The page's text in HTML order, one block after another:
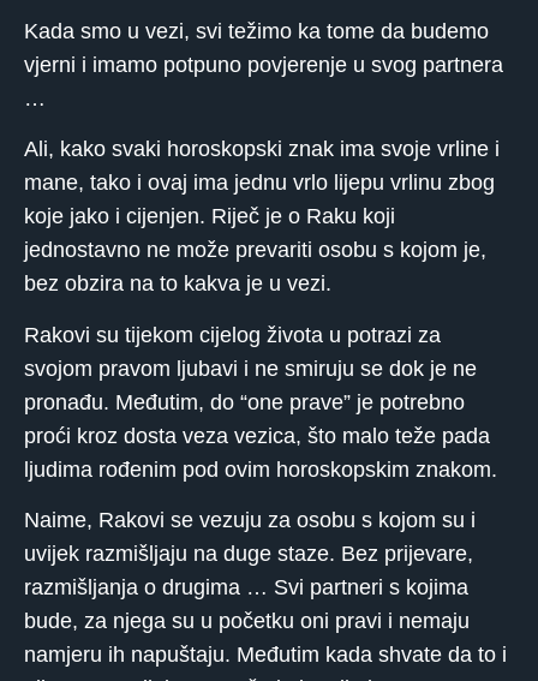
Kada smo u vezi, svi težimo ka tome da budemo
vjerni i imamo potpuno povjerenje u svog partnera
…
Ali, kako svaki horoskopski znak ima svoje vrline i
mane, tako i ovaj ima jednu vrlo lijepu vrlinu zbog
koje jako i cijenjen. Riječ je o Raku koji
jednostavno ne može prevariti osobu s kojom je,
bez obzira na to kakva je u vezi.
Rakovi su tijekom cijelog života u potrazi za
svojom pravom ljubavi i ne smiruju se dok je ne
pronađu. Međutim, do “one prave” je potrebno
proći kroz dosta veza vezica, što malo teže pada
ljudima rođenim pod ovim horoskopskim znakom.
Naime, Rakovi se vezuju za osobu s kojom su i
uvijek razmišljaju na duge staze. Bez prijevare,
razmišljanja o drugima … Svi partneri s kojima
bude, za njega su u početku oni pravi i nemaju
namjeru ih napuštaju. Međutim kada shvate da to i